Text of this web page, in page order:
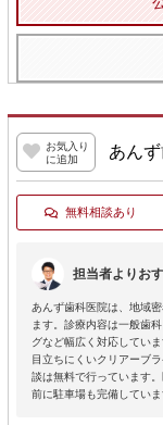
お気入り
に追加
あん
無料相談あり
担当者よりお
あんず歯科医院は、地域
ます。診療内容は一般歯
グなど幅広く対応してい
目立ちにくいクリアーブ
談は無料で行っています
前に駐車場も完備していま